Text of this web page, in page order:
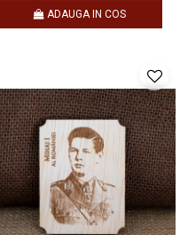
ADAUGA IN COS